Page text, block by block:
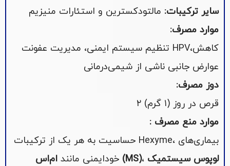
سایر ترکیبات: مالتودکسترین و استئارات منیزیم
:موارد مصرف
تنظیم سیستم ایمنی، مدیریت عفونت HPV،کاهش
عوارض جانبی ناشی از شیمی‌درمانی
:دوز مصرف
۲ قرص در روز (۱ گرم)
: موارد منع مصرف
حساسیت به هر یک از ترکیبات Hexyme، بیماری‌های
خودایمنی مانند ام‌اس (MS)، لوپوس سیستمیک